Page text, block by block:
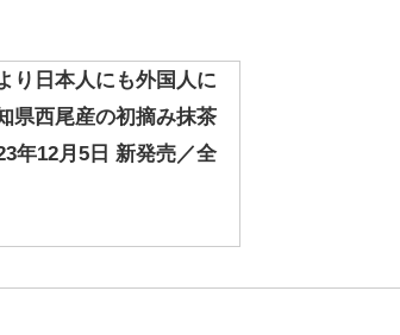
り日本人にも外国人に
県西尾産の初摘み抹茶
年12月5日 新発売／全